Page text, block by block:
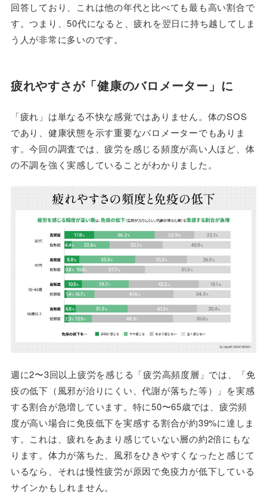
回答しており、これは他の年代と比べても最も高い割合で
す。つまり、50代になると、疲れを翌日に持ち越してしま
う人が非常に多いのです。
疲れやすさが「健康のバロメーター」に
「疲れ」は単なる不快な感覚ではありません。体のSOS
であり、健康状態を示す重要なバロメーターでもありま
す。今回の調査では、疲労を感じる頻度が高い人ほど、体
の不調を強く実感していることがわかりました。
週に2〜3回以上疲労を感じる「疲労高頻度層」では、「免
疫の低下（風邪が治りにくい、代謝が落ちた等）」を実感
する割合が急増しています。特に50〜65歳では、疲労頻
度が高い場合に免疫低下を実感する割合が約39%に達しま
す。これは、疲れをあまり感じていない層の約2倍にもな
ります。体力が落ちた、風邪をひきやすくなったと感じて
いるなら、それは慢性疲労が原因で免疫力が低下している
サインかもしれません。